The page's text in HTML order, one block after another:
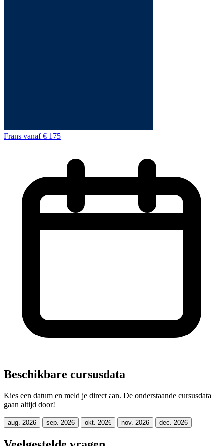
Frans vanaf € 175
Beschikbare cursusdata
Kies een datum en meld je direct aan. De onderstaande cursusdata
gaan altijd door!
aug. 2026 sep. 2026 okt. 2026 nov. 2026 dec. 2026